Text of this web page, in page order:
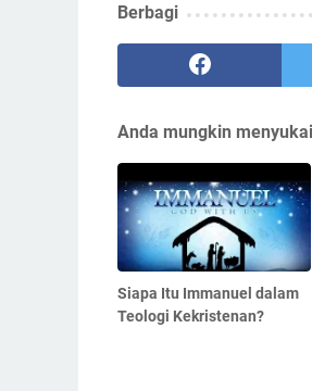
Berbagi
Anda mungkin
Siapa Itu Immanuel dalam
Teologi Kekristenan?